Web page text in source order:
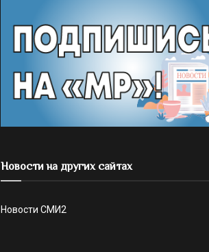
Новости на других сайтах
Новости СМИ2